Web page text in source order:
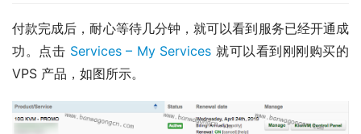
付款完成后，耐心等待几分钟，就可以看到服务已经开通成
功。点击 Services – My Services 就可以看到刚刚购买的
VPS 产品，如图所示。